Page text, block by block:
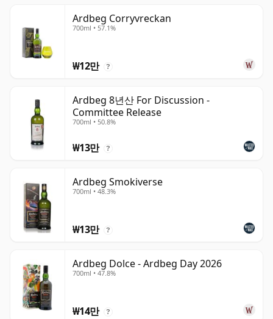
Ardbeg Corryvreckan
700ml • 57.1%
₩12만 ?
Ardbeg 8년산 For Discussion -
Committee Release
700ml • 50.8%
₩13만 ?
Ardbeg Smokiverse
700ml • 48.3%
₩13만 ?
Ardbeg Dolce - Ardbeg Day 2026
700ml • 47.8%
₩14만 ?